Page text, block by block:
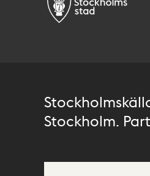
Stockholm.